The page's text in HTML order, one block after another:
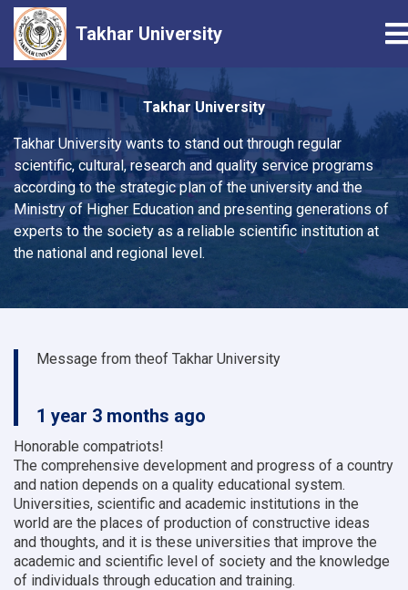
Skip
to
main
content
Takhar University
Takhar University
Takhar University wants to stand out through regular
scientific, cultural, research and quality service programs
according to the strategic plan of the university and the
Ministry of Higher Education and presenting generations of
experts to the society as a reliable scientific institution at
the national and regional level.
Message from theof Takhar University
1 year 3 months ago
Honorable compatriots!
The comprehensive development and progress of a country
and nation depends on a quality educational system.
Universities, scientific and academic institutions in the
world are the places of production of constructive ideas
and thoughts, and it is these universities that improve the
academic and scientific level of society and the knowledge
of individuals through education and training.